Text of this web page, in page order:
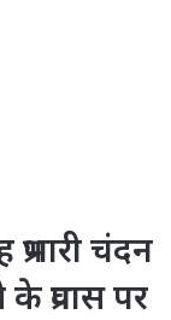
चंदन
प्रवास पर